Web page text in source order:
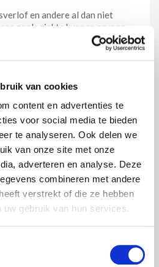
van cookies
content en advertenties te
voor social media te bieden
te analyseren. Ook delen we
van onze site met onze
adverteren en analyse. Deze
combineren met andere
verstrekt of die ze hebben
gebruik van hun services.
en andere al dan niet
zoals ziekte kunnen ervoor
gevolgen aan vast: uw bedrijf
telefoontjes op zijn
mutaties blijven liggen, er
verstuurd. Dat wilt u uiteraard
persoon die iemand anders
kan geven.
er goed aan om meteen een
back-up.